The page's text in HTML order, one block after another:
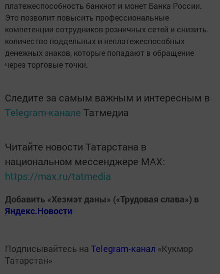
платежеспособность банкнот и монет Банка России.
Это позволит повысить профессиональные
компетенции сотрудников розничных сетей и снизить
количество поддельных и неплатежеспособных
денежных знаков, которые попадают в обращение
через торговые точки.
Следите за самым важным и интересным в
Telegram-канале Татмедиа
Читайте новости Татарстана в
национальном мессенджере MАХ:
https://max.ru/tatmedia
Добавить «Хезмэт даны» («Трудовая слава») в
Яндекс.Новости
Подписывайтесь на Telegram-канал «Кукмор
Татарстан»